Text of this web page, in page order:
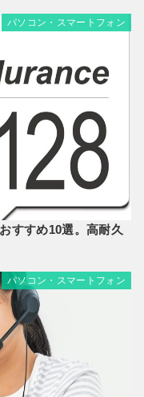
パソコン・スマートフォン
すすめ10選。高耐久
パソコン・スマートフォン